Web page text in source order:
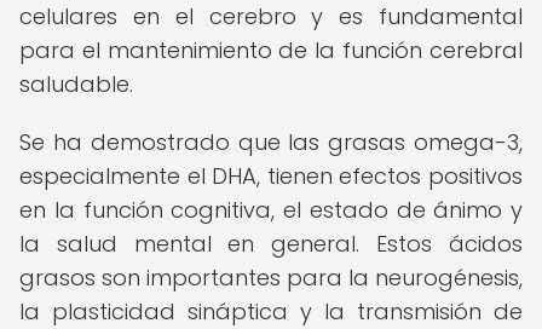
celulares en el cerebro y es fundamental
para el mantenimiento de la función cerebral
saludable.
Se ha demostrado que las grasas omega-3,
especialmente el DHA, tienen efectos positivos
en la función cognitiva, el estado de ánimo y
la salud mental en general. Estos ácidos
grasos son importantes para la neurogénesis,
la plasticidad sináptica y la transmisión de